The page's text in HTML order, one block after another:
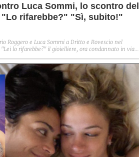
Luca Sommi, lo scontro del
"Lo rifarebbe?" "Sì, subito!"
Roggero e Luca Sommi a Dritto e Rovescio nel
lo rifarebbe?" il gioielliere, ora condannato in via